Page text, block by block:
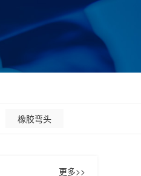
橡胶弯头
更多>>